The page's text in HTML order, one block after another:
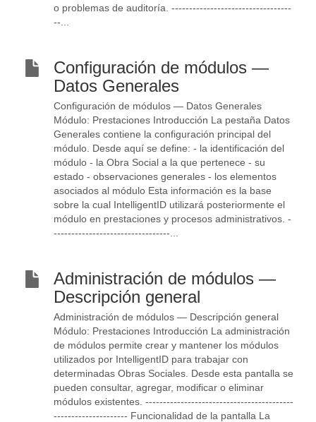
o problemas de auditoría. ----------------------------------
--...
Configuración de módulos —
Datos Generales
Configuración de módulos — Datos Generales
Módulo: Prestaciones Introducción La pestaña Datos
Generales contiene la configuración principal del
módulo. Desde aquí se define: - la identificación del
módulo - la Obra Social a la que pertenece - su
estado - observaciones generales - los elementos
asociados al módulo Esta información es la base
sobre la cual IntelligentID utilizará posteriormente el
módulo en prestaciones y procesos administrativos. -
---------------------------------...
Administración de módulos —
Descripción general
Administración de módulos — Descripción general
Módulo: Prestaciones Introducción La administración
de módulos permite crear y mantener los módulos
utilizados por IntelligentID para trabajar con
determinadas Obras Sociales. Desde esta pantalla se
pueden consultar, agregar, modificar o eliminar
módulos existentes. ------------------------------------------
--------------------- Funcionalidad de la pantalla La